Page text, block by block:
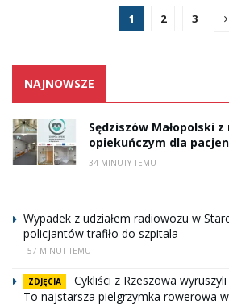
1 2 3
NAJNOWSZE
Sędziszów Małopolski
opiekuńczym dla
34 MINUTY TEMU
Wypadek z udziałem radiowozu w
policjantów trafiło do szpitala
57 MINUT TEMU
ZDJĘCIA
Cykliści z Rzeszowa
To najstarsza pielgrzymka rowerowa